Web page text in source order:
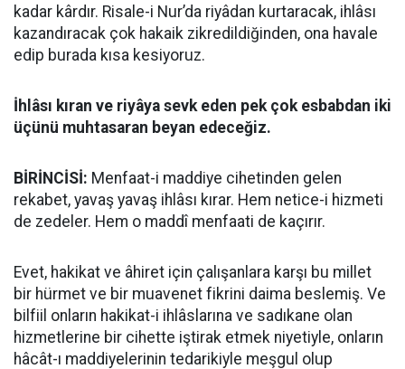
kadar kârdır. Risale-i Nur’da riyâdan kurtaracak, ihlâsı
kazandıracak çok hakaik zikredildiğinden, ona havale
edip burada kısa kesiyoruz.
İhlâsı kıran ve riyâya sevk eden pek çok esbabdan iki
üçünü muhtasaran beyan edeceğiz.
BİRİNCİSİ: Menfaat-i maddiye cihetinden gelen
rekabet, yavaş yavaş ihlâsı kırar. Hem netice-i hizmeti
de zedeler. Hem o maddî menfaati de kaçırır.
Evet, hakikat ve âhiret için çalışanlara karşı bu millet
bir hürmet ve bir muavenet fikrini daima beslemiş. Ve
bilfiil onların hakikat-i ihlâslarına ve sadıkane olan
hizmetlerine bir cihette iştirak etmek niyetiyle, onların
hâcât-ı maddiyelerinin tedarikiyle meşgul olup